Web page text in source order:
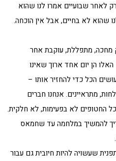
לאחר שבועיים אמרו לנו שהוא
שהוא לא בחיים, אבל אין הוכחה.
מחכה, מתפללת, עוקבת אחר
הן יום אחד ארוך שאינו
הכל כדי להחזיר אותו –
מתראיינים. אנחנו חברים
החטופים לא בפעימות, לא חלקית.
להמשיך במלחמה עד שחמאס
שעשויה להיות חיובית גם עבור